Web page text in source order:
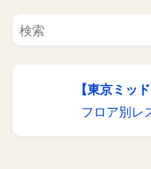
【東京ミッ
フロア別レ